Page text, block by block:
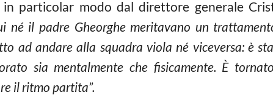
particolar modo dal direttore generale
né il padre Gheorghe meritavano un
ad andare alla squadra viola né viceversa: è
sia mentalmente che fisicamente. È
il ritmo partita”.